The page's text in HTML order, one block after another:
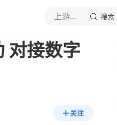
上游新闻 搜索
对接数字
关注